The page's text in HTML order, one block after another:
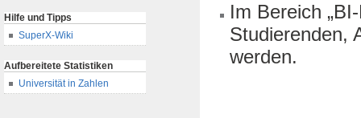
Hilfe und Tipps
SuperX-Wiki
Aufbereitete Statistiken
Universität in Zahlen
Im Bereich
Studierenden,
werden.